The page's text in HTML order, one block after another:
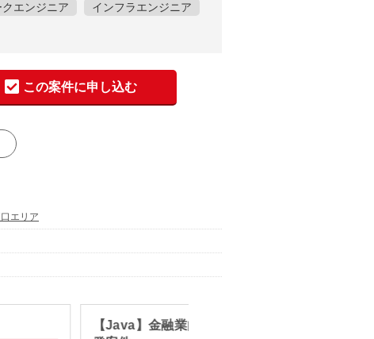
エンジニア
インフラエンジニア
この案件に申し込む
エリア
【Java】金融業向けシステム開